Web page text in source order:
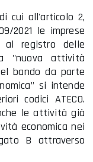
cui all'articolo 2,
2021 le imprese
al registro delle
"nuova attività
bando da parte
si intende
codici ATECO.
le attività già
economica nei
B attraverso